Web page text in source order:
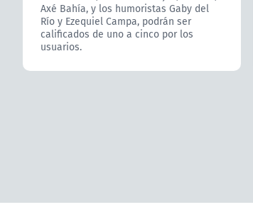
Axé Bahía, y los humoristas Gaby del
Río y Ezequiel Campa, podrán ser
calificados de uno a cinco por los
usuarios.